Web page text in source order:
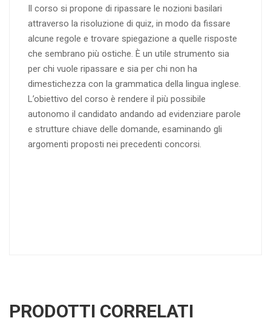
Il corso si propone di ripassare le nozioni basilari
attraverso la risoluzione di quiz, in modo da fissare
alcune regole e trovare spiegazione a quelle risposte
che sembrano più ostiche. È un utile strumento sia
per chi vuole ripassare e sia per chi non ha
dimestichezza con la grammatica della lingua inglese.
L’obiettivo del corso è rendere il più possibile
autonomo il candidato andando ad evidenziare parole
e strutture chiave delle domande, esaminando gli
argomenti proposti nei precedenti concorsi.
PRODOTTI CORRELATI